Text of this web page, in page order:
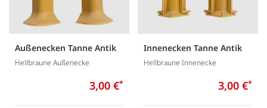
Außenecken Tanne Antik
Hellbraune Außenecke
3,00 €*
Innenecken Tanne Antik
Hellbraune Innenecke
3,00 €*